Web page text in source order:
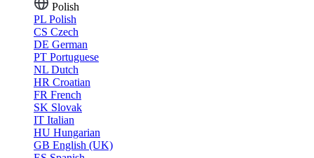
Polish
PL Polish
CS Czech
DE German
PT Portuguese
NL Dutch
HR Croatian
FR French
SK Slovak
IT Italian
HU Hungarian
GB English (UK)